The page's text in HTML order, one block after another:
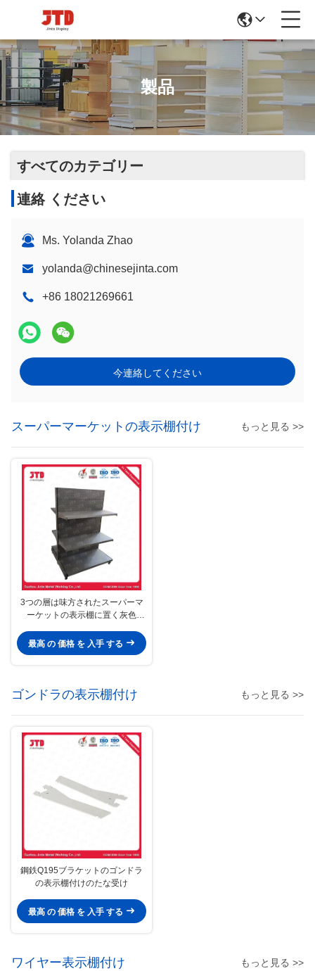
製品
すべてのカテゴリー
連絡 ください
Ms. Yolanda Zhao
yolanda@chinesejinta.com
+86 18021269661
今連絡してください
スーパーマーケットの表示棚付け もっと見る >>
3つの層は味方されたスーパーマ
ーケットの表示棚に置く灰色
最高 の 価格 を 入手 する
ゴンドラの表示棚付け もっと見る >>
鋼鉄Q195ブラケットのゴンドラ
の表示棚付けのたな受け
最高 の 価格 を 入手 する
ワイヤー表示棚付け もっと見る >>